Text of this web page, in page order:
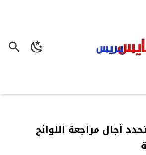
آجال مراجعة اللوائح